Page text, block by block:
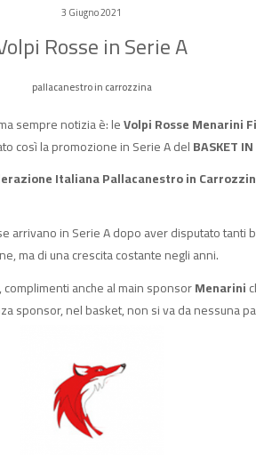
3 Giugno 2021
Rosse in Serie A
pallacanestro in carrozzina
sempre notizia è: leVolpi Rosse Menarini
così la promozione in Serie A delBASKET
Italiana Pallacanestro in
arrivano in Serie A dopo aver disputato tanti
ma di una crescita costante negli anni.
anche al main sponsorMenarini
sponsor, nel basket, non si va da nessuna